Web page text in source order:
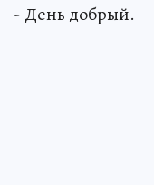
- День добрый.